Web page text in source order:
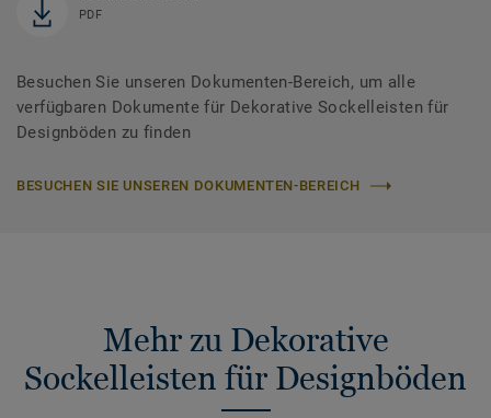
PDF
Besuchen Sie unseren Dokumenten-Bereich, um alle
verfügbaren Dokumente für Dekorative Sockelleisten für
Designböden zu finden
BESUCHEN SIE UNSEREN DOKUMENTEN-BEREICH
Mehr zu Dekorative
Sockelleisten für Designböden